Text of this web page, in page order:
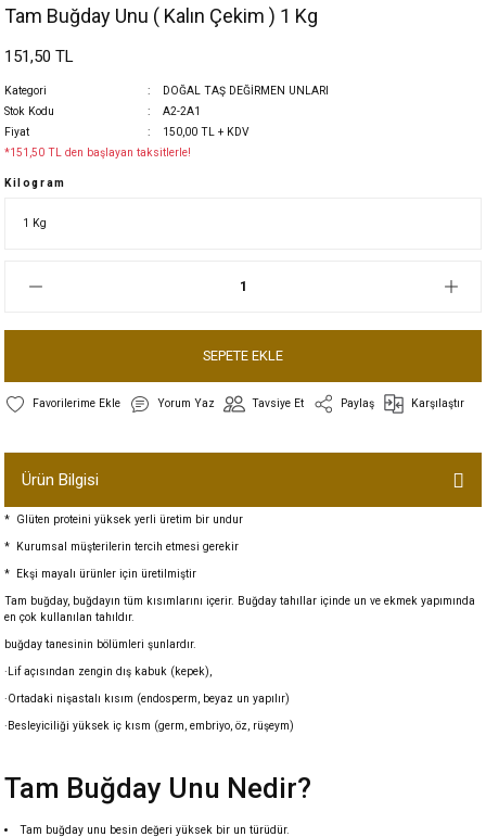
Tam Buğday Unu ( Kalın Çekim ) 1 Kg
151,50 TL
Kategori
DOĞAL TAŞ DEĞİRMEN UNLARI
Stok Kodu
A2-2A1
Fiyat
150,00 TL + KDV
*151,50 TL den başlayan taksitlerle!
Kilogram
SEPETE EKLE
Yorum Yaz Tavsiye Et Paylaş Karşılaştır
Ürün Bilgisi
* Glüten proteini yüksek yerli üretim bir undur
* Kurumsal müşterilerin tercih etmesi gerekir
* Ekşi mayalı ürünler için üretilmiştir
Tam buğday, buğdayın tüm kısımlarını içerir. Buğday tahıllar içinde un ve ekmek yapımında
en çok kullanılan tahıldır.
buğday tanesinin bölümleri şunlardır.
·Lif açısından zengin dış kabuk (kepek),
·Ortadaki nişastalı kısım (endosperm, beyaz un yapılır)
·Besleyiciliği yüksek iç kısm (germ, embriyo , öz, rüşeym)
Tam Buğday Unu Nedir?
Tam buğday unu besin değeri yüksek bir un türüdür.